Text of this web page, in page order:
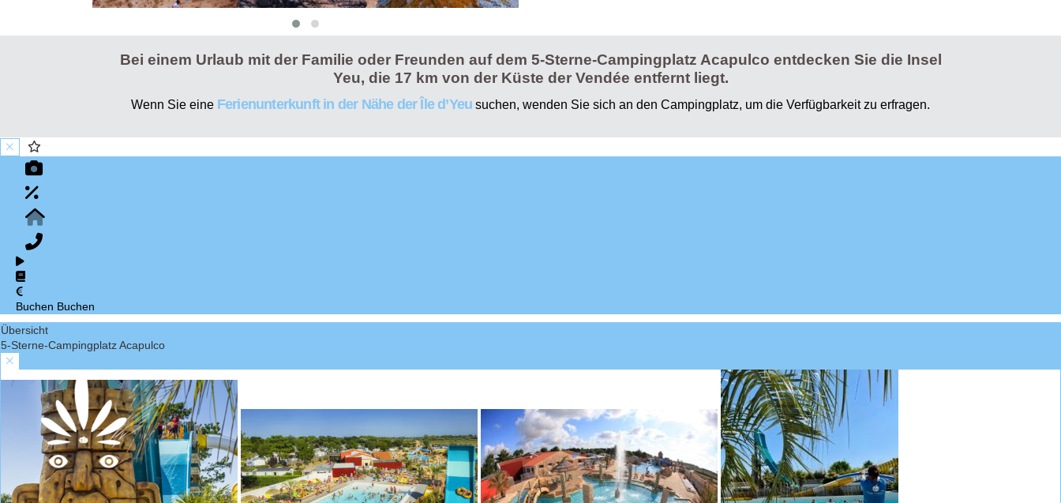
Bei einem Urlaub mit der Familie oder Freunden auf dem 5-Sterne-Campingplatz Acapulco entdecken Sie die Insel
Yeu, die 17 km von der Küste der Vendée entfernt liegt.
Wenn Sie eine Ferienunterkunft in der Nähe der Île d’Yeu suchen, wenden Sie sich an den Campingplatz, um die Verfügbarkeit zu erfragen.
Buchen Buchen
Übersicht
5-Sterne-Campingplatz Acapulco